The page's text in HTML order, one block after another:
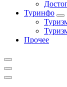
Туринфо
Прочее